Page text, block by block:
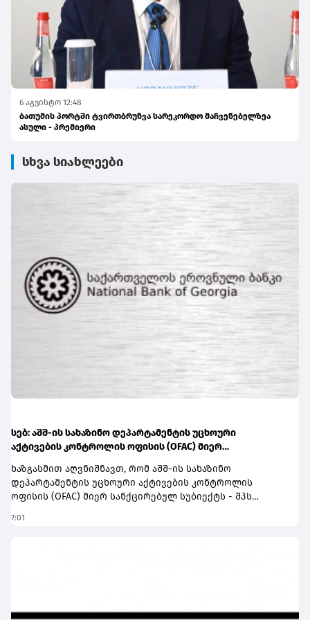
6 აგვისტო 12:48
ბათუმის პორტში ტვირთბრუნვა სარეკორდო მაჩვენებელზეა
ასული - პრემიერი
სხვა სიახლეები
სებ: აშშ-ის სახაზინო დეპარტამენტის უცხოური
აქტივების კონტროლის ოფისის (OFAC) მიერ
ეროვნული ბანკის რეგულირებულ სუბიექტს
ხაზგასმით აღვნიშნავთ, რომ აშშ-ის სახაზინო
დეპარტამენტის უცხოური აქტივების კონტროლის
ოფისის (OFAC) მიერ სანქცირებულ სუბიექტს - შპს
მომსახურების პროვაიდერად რეგისტრაციის თაობაზე
7:01